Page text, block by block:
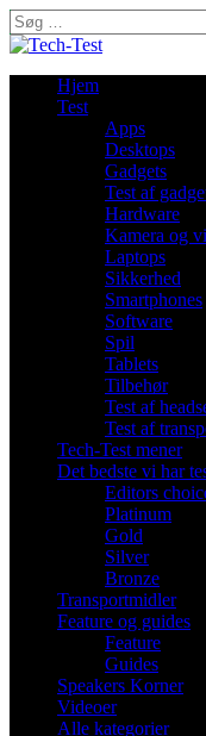
Søg
efter:
Hjem
Test
Apps
Desktops
Gadgets
Test af
Hardware
Kamera og
Laptops
Sikkerhed
Smartphones
Software
Spil
Tablets
Tilbehør
Test af
Test af
Tech-Test mener
Det bedste vi har
Editors
Platinum
Gold
Silver
Bronze
Transportmidler
Feature og guides
Feature
Guides
Speakers Korner
Videoer
Alle kategorier